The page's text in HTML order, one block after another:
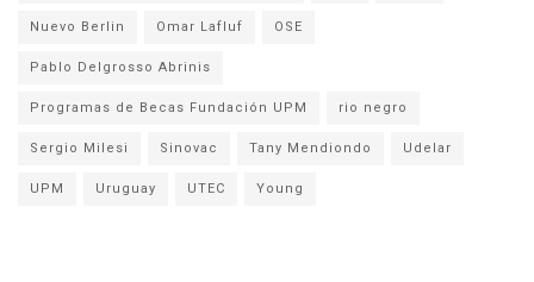
Nuevo Berlin Omar Lafluf OSE
Pablo Delgrosso Abrinis
Programas de Becas Fundación UPM rio negro
Sergio Milesi Sinovac Tany Mendiondo Udelar
UPM Uruguay UTEC Young